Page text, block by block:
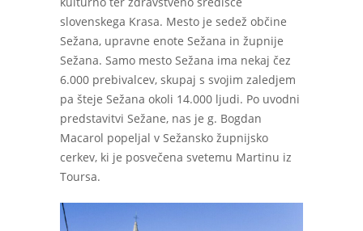
slovenskega Krasa. Mesto je sedež občine
Sežana, upravne enote Sežana in župnije
Sežana. Samo mesto Sežana ima nekaj čez
6.000 prebivalcev, skupaj s svojim zaledjem
pa šteje Sežana okoli 14.000 ljudi. Po uvodni
predstavitvi Sežane, nas je g. Bogdan
Macarol popeljal v Sežansko župnijsko
cerkev, ki je posvečena svetemu Martinu iz
Toursa.